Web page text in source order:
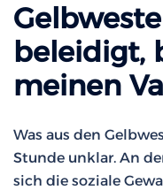
beleidigt,
meinen
Was aus den
Stunde unklar. An
sich die soziale